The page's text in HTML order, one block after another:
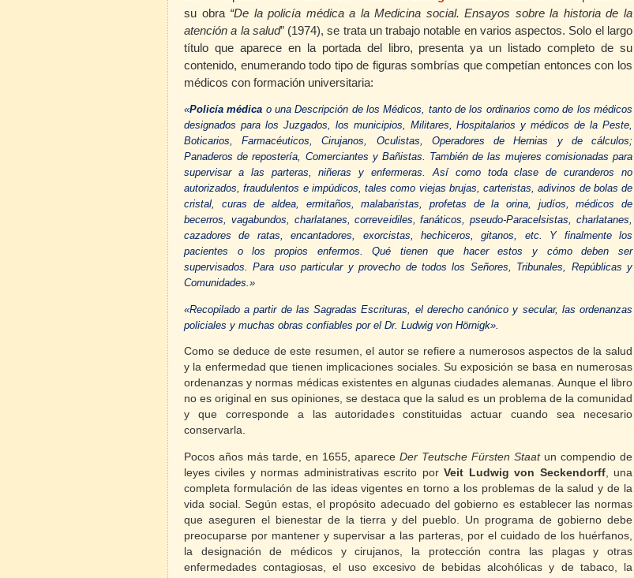
su obra “De la policía médica a la Medicina social. Ensayos sobre la historia de la
atención a la salud” (1974), se trata un trabajo notable en varios aspectos. Solo el largo
título que aparece en la portada del libro, presenta ya un listado completo de su
contenido, enumerando todo tipo de figuras sombrías que competían entonces con los
médicos con formación universitaria:
«Policía médica o una Descripción de los Médicos, tanto de los ordinarios como de los médicos
designados para los Juzgados, los municipios, Militares, Hospitalarios y médicos de la Peste,
Boticarios, Farmacéuticos, Cirujanos, Oculistas, Operadores de Hernias y de cálculos;
Panaderos de repostería, Comerciantes y Bañistas. También de las mujeres comisionadas para
supervisar a las parteras, niñeras y enfermeras.Así como toda clase de curanderos no
autorizados, fraudulentos e impúdicos, tales como viejas brujas, carteristas, adivinos de bolas de
cristal, curas de aldea, ermitaños, malabaristas, profetas de la orina, judíos, médicos de
becerros, vagabundos, charlatanes, correveidiles, fanáticos, pseudo-Paracelsistas, charlatanes,
cazadores de ratas, encantadores, exorcistas, hechiceros, gitanos, etc. Y finalmente los
pacientes o los propios enfermos.Qué tienen que hacer estos y cómo deben ser
supervisados.Para uso particular y provecho de todos los Señores, Tribunales, Repúblicas y
Comunidades.»
«Recopilado a partir de las Sagradas Escrituras, el derecho canónico y secular, las ordenanzas
policiales y muchas obras confiables por el Dr. Ludwig von Hörnigk».
Como se deduce de este resumen, el autor se refiere a numerosos aspectos de la salud
y la enfermedad que tienen implicaciones sociales. Su exposición se basa en numerosas
ordenanzas y normas médicas existentes en algunas ciudades alemanas. Aunque el libro
no es original en sus opiniones, se destaca que la salud es un problema de la comunidad
y que corresponde a las autoridades constituidas actuar cuando sea necesario
conservarla.
Pocos años más tarde, en 1655, aparece Der Teutsche Fürsten Staatun compendio de
leyes civiles y normas administrativas escrito porVeit Ludwig von Seckendorff, una
completa formulación de las ideas vigentes en torno a los problemas de la salud y de la
vida social. Según estas, el propósito adecuado del gobierno es establecer las normas
que aseguren el bienestar de la tierra y del pueblo. Un programa de gobierno debe
preocuparse por mantener y supervisar a las parteras, por el cuidado de los huérfanos,
la designación de médicos y cirujanos, la protección contra las plagas y otras
enfermedades contagiosas, el uso excesivo de bebidas alcohólicas y de tabaco, la